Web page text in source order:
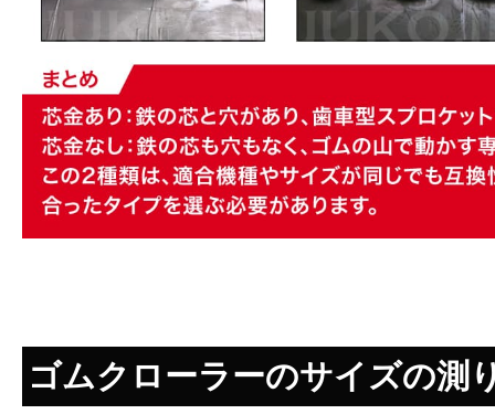
ゴムクローラーのサイズの測